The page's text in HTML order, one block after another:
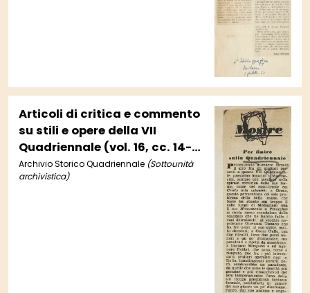
Articoli di critica e commento
su stili e opere della VII
Quadriennale (vol. 16, cc. 14-
17)
Archivio Storico Quadriennale (Sottounità
archivistica)